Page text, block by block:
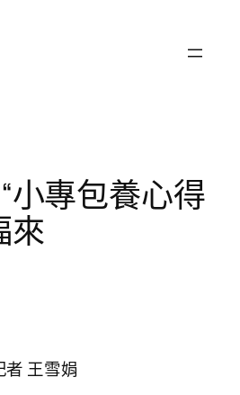
小專包養心得
來
王雪娟